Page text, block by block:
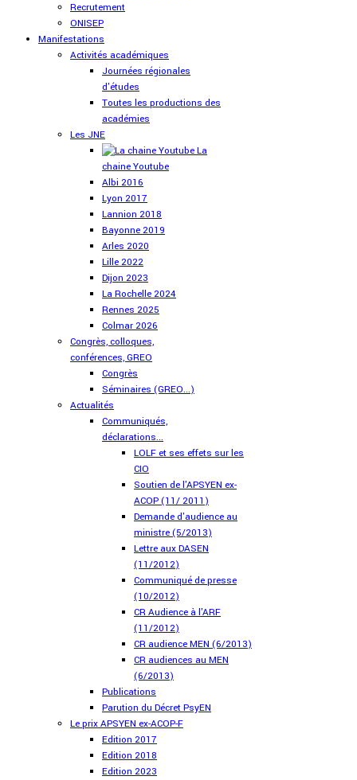
Recrutement
ONISEP
Manifestations
Activités académiques
Journées régionales
d'études
Toutes les productions des
académies
Les JNE
La
chaine Youtube
Albi 2016
Lyon 2017
Lannion 2018
Bayonne 2019
Arles 2020
Lille 2022
Dijon 2023
La Rochelle 2024
Rennes 2025
Colmar 2026
Congrès, colloques,
conférences, GREO
Congrès
Séminaires (GREO...)
Actualités
Communiqués,
déclarations...
LOLF et ses effets sur les
CIO
Soutien de l'APSYEN ex-
ACOP (11/ 2011)
Demande d'audience au
ministre (5/2013)
Lettre aux DASEN
(11/2012)
Communiqué de presse
(10/2012)
CR Audience à l'ARF
(11/2012)
CR audience MEN (6/2013)
CR audiences au MEN
(6/2013)
Publications
Parution du Décret PsyEN
Le prix APSYEN ex-ACOP-F
Edition 2017
Edition 2018
Edition 2023